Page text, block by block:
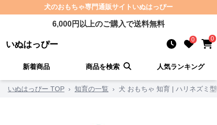
犬のおもちゃ専門通販サイト いぬはっぴー
6,000円以上のご購入で送料無料
いぬはっぴー 0 0
新着商品 商品を検索 人気ランキング
いぬはっぴー TOP › 知育の一覧 › 犬 おもちゃ 知育 | ハリネズミ